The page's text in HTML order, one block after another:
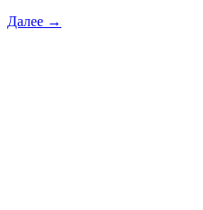
Далее →